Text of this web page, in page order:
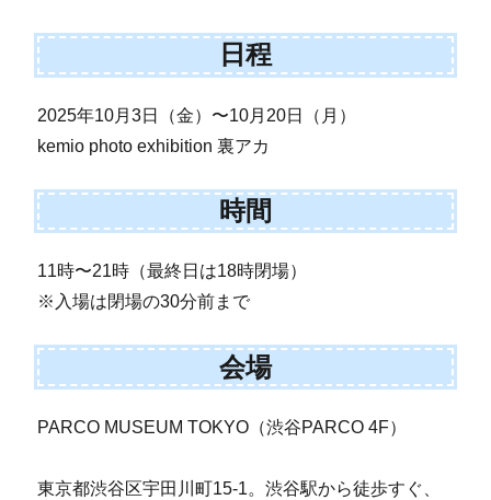
日程
2025年10月3日（金）〜10月20日（月）
kemio photo exhibition 裏アカ
時間
11時〜21時（最終日は18時閉場）
※入場は閉場の30分前まで
会場
PARCO MUSEUM TOKYO（渋谷PARCO 4F）
東京都渋谷区宇田川町15-1。渋谷駅から徒歩すぐ、